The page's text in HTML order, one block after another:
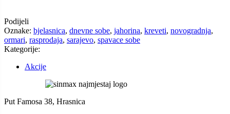
Podijeli
Oznake: bjelasnica, dnevne sobe, jahorina, kreveti, novogradnja,
ormari, rasprodaja, sarajevo, spavace sobe
Kategorije:
Akcije
Put Famosa 38, Hrasnica